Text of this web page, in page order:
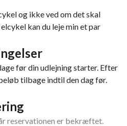
og ikke ved om det skal
kan du leje min et par
før din udlejning starter. Efter
tilbage indtil den dag før.
reservationen er bekræftet.